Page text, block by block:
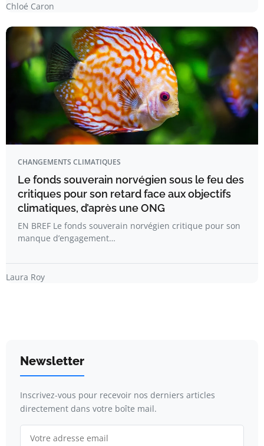
Chloé Caron
CHANGEMENTS CLIMATIQUES
Le fonds souverain norvégien sous le feu des
critiques pour son retard face aux objectifs
climatiques, d’après une ONG
EN BREF Le fonds souverain norvégien critique pour son
manque d’engagement…
Laura Roy
Newsletter
Inscrivez-vous pour recevoir nos derniers articles
directement dans votre boîte mail.